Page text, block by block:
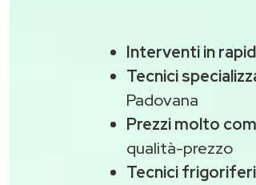
Interventi in
Tecnici
Padovana
Prezzi molto
qualità-prezzo
Tecnici